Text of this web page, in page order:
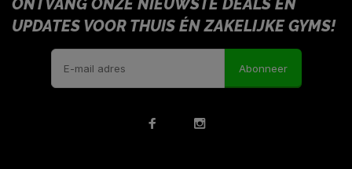
ONTVANG ONZE NIEUWSTE DEALS EN
UPDATES VOOR THUIS ÉN ZAKELIJKE GYMS!
Abonneer